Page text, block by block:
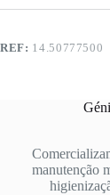
REF: 14.50777500
manutenção